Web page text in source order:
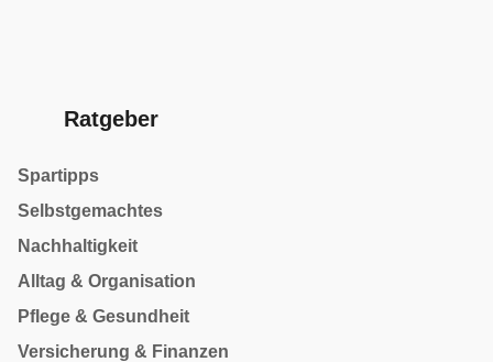
Ratgeber
Spartipps
Selbstgemachtes
Nachhaltigkeit
Alltag & Organisation
Pflege & Gesundheit
Versicherung & Finanzen